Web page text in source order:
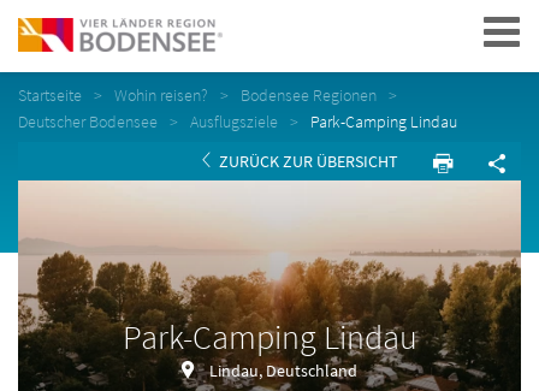
Navigation
Startseite Wohin reisen?
Bodensee Regionen
Deutscher Bodensee
Ausflugsziele
Park-Camping Lindau
ZURÜCK ZUR ÜBERSICHT
Park-Camping Lindau
Lindau, Deutschland